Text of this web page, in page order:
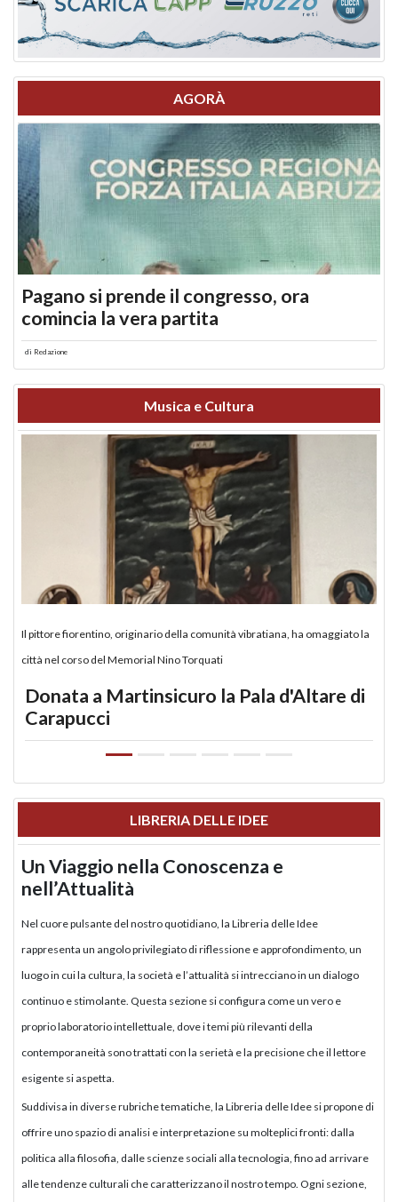
AGORÀ
Pagano si prende il congresso, ora
comincia la vera partita
di Redazione
Musica e Cultura
Il pittore fiorentino, originario della comunità vibratiana, ha omaggiato la
città nel corso del Memorial Nino Torquati
Donata a Martinsicuro la Pala d'Altare di
Carapucci
LIBRERIA DELLE IDEE
Un Viaggio nella Conoscenza e
nell’Attualità
Nel cuore pulsante del nostro quotidiano, la Libreria delle Idee
rappresenta un angolo privilegiato di riflessione e approfondimento, un
luogo in cui la cultura, la società e l’attualità si intrecciano in un dialogo
continuo e stimolante. Questa sezione si configura come un vero e
proprio laboratorio intellettuale, dove i temi più rilevanti della
contemporaneità sono trattati con la serietà e la precisione che il lettore
esigente si aspetta.
Suddivisa in diverse rubriche tematiche, la Libreria delle Idee si propone di
offrire uno spazio di analisi e interpretazione su molteplici fronti: dalla
politica alla filosofia, dalle scienze sociali alla tecnologia, fino ad arrivare
alle tendenze culturali che caratterizzano il nostro tempo. Ogni sezione,